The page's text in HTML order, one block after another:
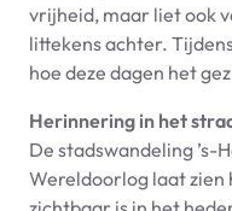
vrijheid, maar liet ook
littekens achter.
hoe deze dagen het
Herinnering in het
De stadswandeling ’s-
Wereldoorlog laat zien